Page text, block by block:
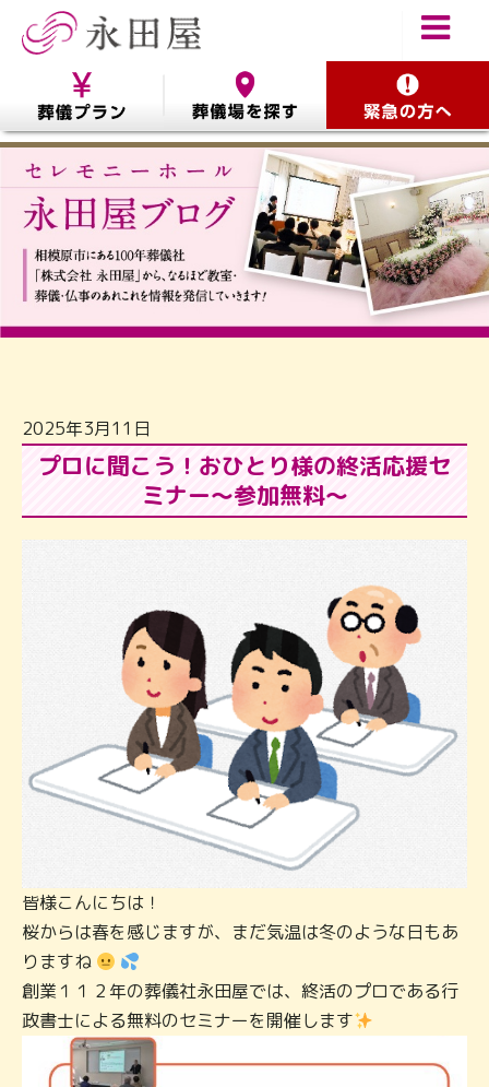
2025年3月11日
プロに聞こう！おひとり様の終活応援セ
ミナー～参加無料～
皆様こんにちは！
桜からは春を感じますが、まだ気温は冬のような日もあ
りますね
創業１１２年の葬儀社永田屋では、終活のプロである行
政書士による無料のセミナーを開催します